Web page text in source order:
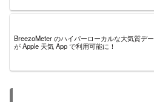
BreezoMeter のハイパーローカルな大気質デ
が Apple 天気 App で利用可能に！